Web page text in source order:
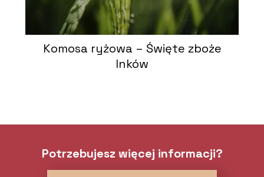
Komosa ryżowa – Święte zboże
Inków
Potrzebujesz więcej informacji?